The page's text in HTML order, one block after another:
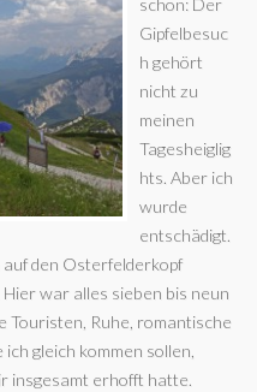
schon: Der
Gipfelbesuc
h gehört
nicht zu
meinen
Tagesheiglig
hts. Aber ich
wurde
entschädigt.
auf den Osterfelderkopf
war alles sieben bis neun
Touristen, Ruhe, romantische
gleich kommen sollen,
insgesamt erhofft hatte.